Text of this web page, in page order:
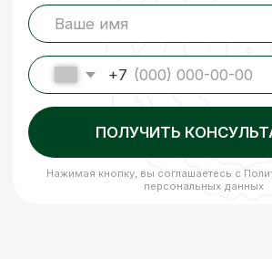
и не теряла своих размеров. В процессе
сушки погибают вредители, материал
становится стойким к перепадам
Сухая древесина прочнее дерева
с естественной влажностью!